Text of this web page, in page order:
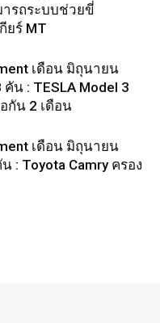
รถระบบช่วยขี่
ยร์ MT
เดือน มิถุนายน
น : TESLA Model 3
กัน 2 เดือน
เดือน มิถุนายน
: Toyota Camry ครอง